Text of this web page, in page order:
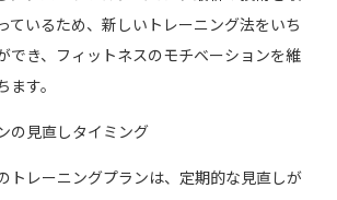
ているため、新しいトレーニング法をいち
でき、フィットネスのモチベーションを維
す。
の見直しタイミング
トレーニングプランは、定期的な見直しが